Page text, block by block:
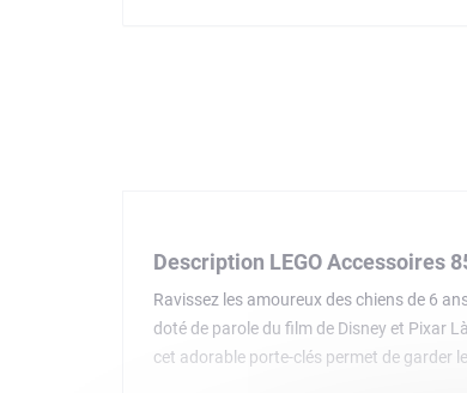
Description LEGO Accessoires
Ravissez les amoureux des chiens de 6
doté de parole du film de Disney et Pixar
cet adorable porte-clés permet de garder